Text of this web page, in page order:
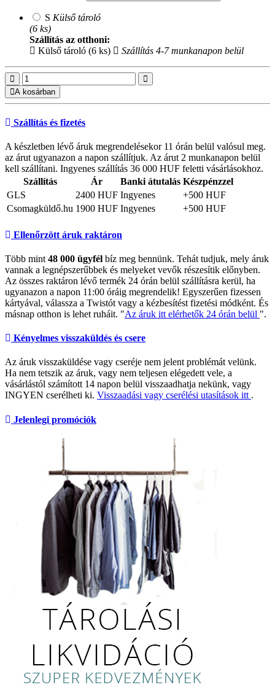
S Külső tároló
(6 ks)
Szállítás az otthoni:
Külső tároló (6 ks)
Szállítás 4-7 munkanapon belül
A kosárban
Szállítás és fizetés
A készletben lévő áruk megrendelésekor 11 órán belül valósul meg.
az árut ugyanazon a napon szállítjuk. Az árut 2 munkanapon belül
kell szállítani. Ingyenes szállítás 36 000 HUF feletti vásárlásokhoz.
Szállítás
Ár Banki átutalás Készpénzzel
GLS
2400 HUF Ingyenes
+500 HUF
Csomagküldő.hu 1900 HUF Ingyenes +500 HUF
Ellenőrzött áruk raktáron
Több mint 48 000 ügyfél bíz meg bennünk. Tehát tudjuk, mely áruk
vannak a legnépszerűbbek és melyeket vevők részesítik előnyben.
Az összes raktáron lévő termék 24 órán belül szállításra kerül, ha
ugyanazon a napon 11:00 óráig megrendelik! Egyszerűen fizessen
kártyával, válassza a Twistót vagy a kézbesítést fizetési módként. És
másnap otthon is lehet ruháit. "Az áruk itt elérhetők 24 órán belül ".
Kényelmes visszaküldés és csere
Az áruk visszaküldése vagy cseréje nem jelent problémát velünk.
Ha nem tetszik az áruk, vagy nem teljesen elégedett vele, a
vásárlástól számított 14 napon belül visszaadhatja nekünk, vagy
INGYEN cserélheti ki. Visszaadási vagy cserélési utasítások itt .
Jelenlegi promóciók